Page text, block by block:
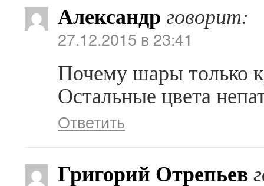
Александр говорит:
27.12.2015 в 23:41
Почему шары только
Остальные цвета
Ответить
Григорий Отрепьев